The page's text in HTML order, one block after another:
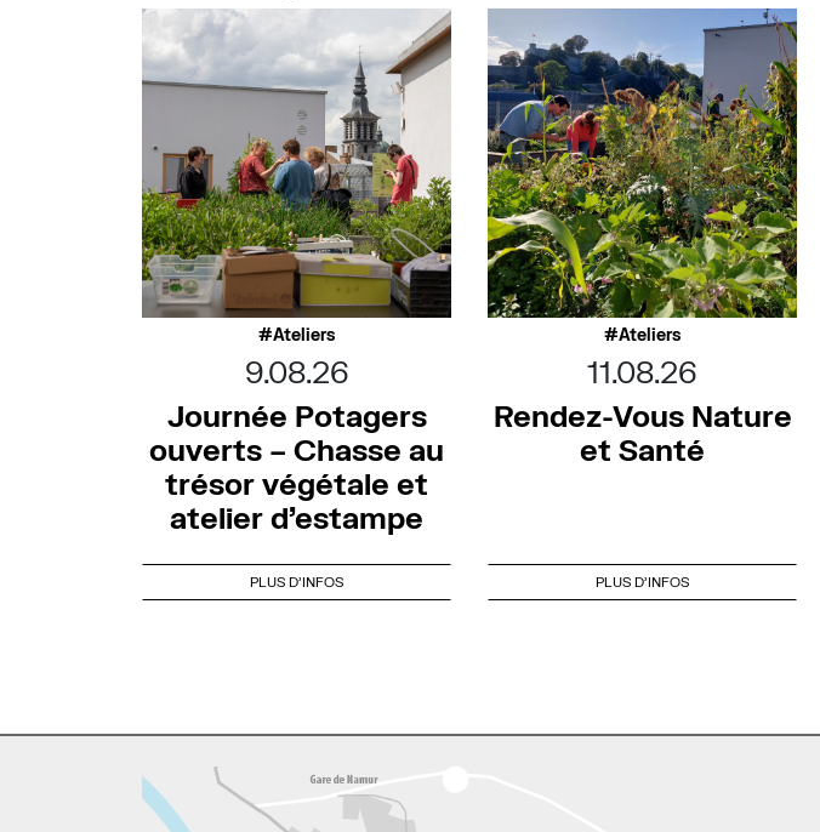
Ateliers
9.08.26
Journée Potagers
ouverts – Chasse au
trésor végétale et
atelier d’estampe
PLUS D'INFOS
Ateliers
11.08.26
Rendez-Vous Nature
et Santé
PLUS D'INFOS